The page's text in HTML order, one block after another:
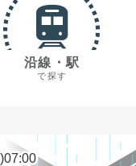
沿線・駅
で探す